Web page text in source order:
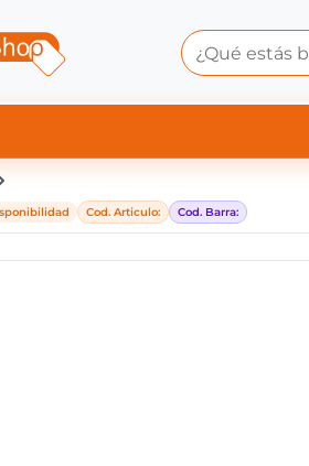
producto |
Cod. Articulo: Cod. Barra: